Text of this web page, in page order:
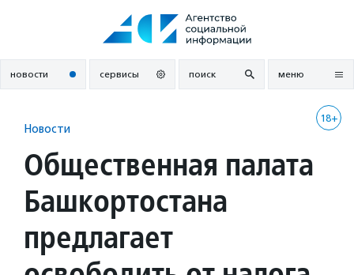
новости сервисы поиск меню
18+
Новости
Общественная палата
Башкортостана
предлагает